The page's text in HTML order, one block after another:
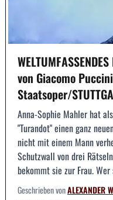
von Giacomo
Staatsoper/
Anna-Sophie Mahler hat
"Turandot" einen ganz
nicht mit einem Mann
Schutzwall von drei
bekommt sie zur Frau.
Geschrieben vonALEXANDER